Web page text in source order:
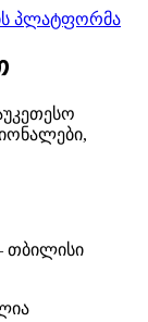
პლატფორმა
თბილისი